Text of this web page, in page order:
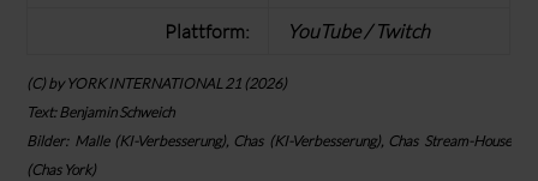
Plattform:
YouTube / Twitch
(C) by YORK INTERNATIONAL 21 (2026)
Text: Benjamin Schweich
Bilder: Malle (KI-Verbesserung), Chas (KI-Verbesserung), Chas Stream-House
(Chas York)